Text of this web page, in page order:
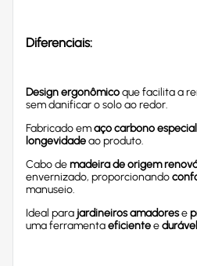
Diferenciais:
Design ergonômicoque facilita a
sem danificar o solo ao redor.
Fabricado emaço carbono especial
longevidadeao produto.
Cabo demadeira de origem
envernizado, proporcionando
manuseio.
Ideal para jardineiros amadorese
uma ferramentaeficienteedurável